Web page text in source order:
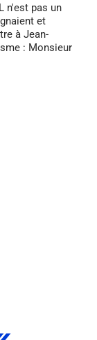
n'est pas un
et
à Jean-
: Monsieur